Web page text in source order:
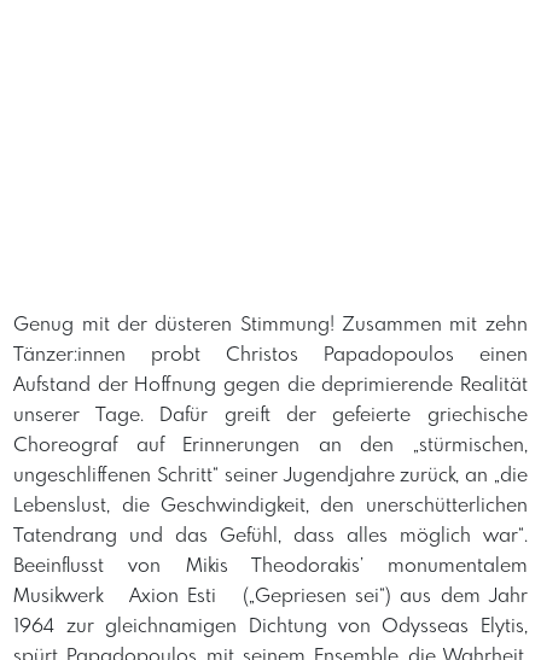
Genug mit der düsteren Stimmung! Zusammen mit zehn
Tänzer:innen probt Christos Papadopoulos einen
Aufstand der Hoffnung gegen die deprimierende Realität
unserer Tage. Dafür greift der gefeierte griechische
Choreograf auf Erinnerungen an den „stürmischen,
ungeschliffenen Schritt“ seiner Jugendjahre zurück, an „die
Lebenslust, die Geschwindigkeit, den unerschütterlichen
Tatendrang und das Gefühl, dass alles möglich war“.
Beeinflusst von Mikis Theodorakis’ monumentalem
Musikwerk Axion Esti („Gepriesen sei“) aus dem Jahr
1964 zur gleichnamigen Dichtung von Odysseas Elytis,